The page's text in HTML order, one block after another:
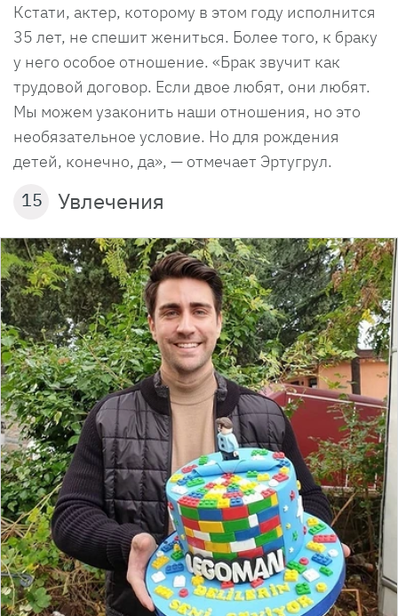
Кстати, актер, которому в этом году исполнится
35 лет, не спешит жениться. Более того, к браку
у него особое отношение. «Брак звучит как
трудовой договор. Если двое любят, они любят.
Мы можем узаконить наши отношения, но это
необязательное условие. Но для рождения
детей, конечно, да», — отмечает Эртугрул.
15 Увлечения